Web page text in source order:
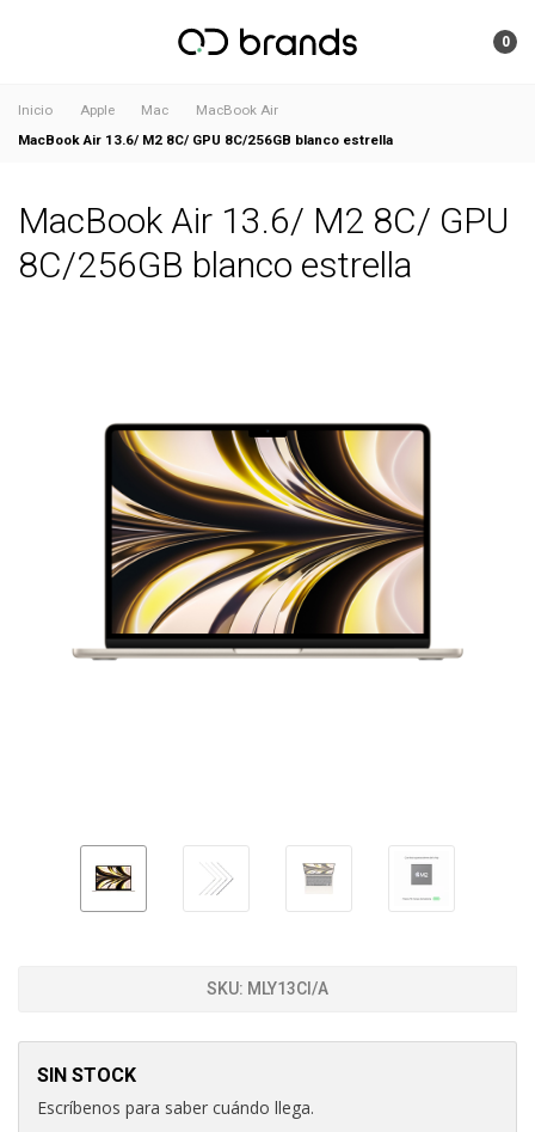
0
Inicio Apple Mac
MacBook Air
MacBook Air 13.6/ M2 8C/ GPU 8C/256GB blanco estrella
MacBook Air 13.6/ M2 8C/ GPU
8C/256GB blanco estrella
SKU: MLY13CI/A
SIN STOCK
Escríbenos para saber cuándo llega.